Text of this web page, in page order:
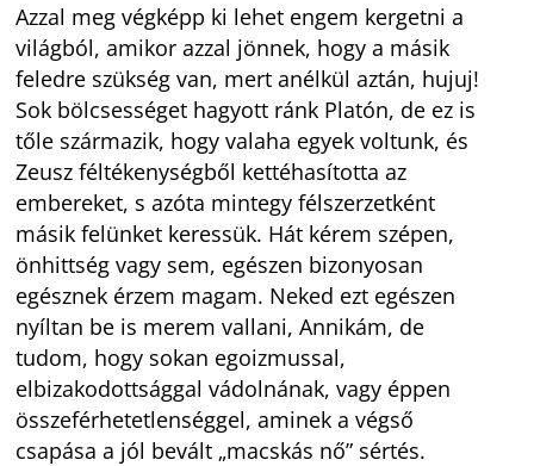
Azzal meg végképp ki lehet engem kergetni a
világból, amikor azzal jönnek, hogy a másik
feledre szükség van, mert anélkül aztán, hujuj!
Sok bölcsességet hagyott ránk Platón, de ez is
tőle származik, hogy valaha egyek voltunk, és
Zeusz féltékenységből kettéhasította az
embereket, s azóta mintegy félszerzetként
másik felünket keressük. Hát kérem szépen,
önhittség vagy sem, egészen bizonyosan
egésznek érzem magam. Neked ezt egészen
nyíltan be is merem vallani, Annikám, de
tudom, hogy sokan egoizmussal,
elbizakodottsággal vádolnának, vagy éppen
összeférhetetlenséggel, aminek a végső
csapása a jól bevált „macskás nő” sértés.